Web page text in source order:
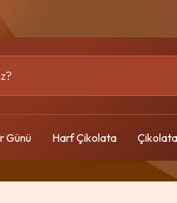
Günü Harf Çikolata Çikolata